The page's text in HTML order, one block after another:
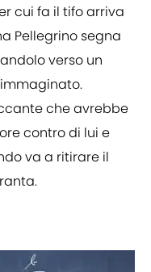
cui fa il tifo arriva
Pellegrino segna
verso un
che avrebbe
contro di lui e
va a ritirare il